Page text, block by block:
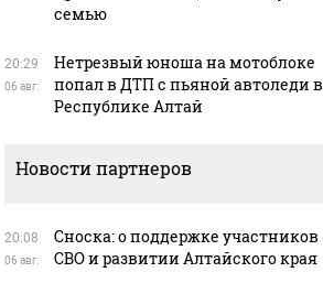
было с 1945: чего
семью
20:29
06 авг.
Нетрезвый юноша на мотоблоке
попал в ДТП с пьяной автоледи в
Республике Алтай
Новости партнеров
20:08
06 авг.
Сноска: о поддержке участников
СВО и развитии Алтайского края